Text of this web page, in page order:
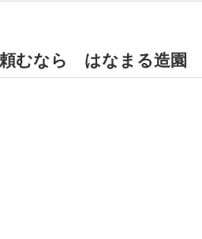
頼むなら はなまる造園